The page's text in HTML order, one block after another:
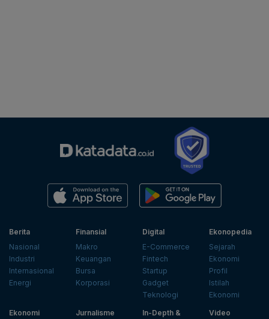
Berita
Nasional
Industri
Internasional
Energi
Finansial
Makro
Keuangan
Bursa
Korporasi
Digital
E-Commerce
Fintech
Startup
Gadget
Teknologi
Ekonopedia
Sejarah
Ekonomi
Profil
Istilah
Ekonomi
Ekonomi
Jurnalisme
In-Depth &
Video